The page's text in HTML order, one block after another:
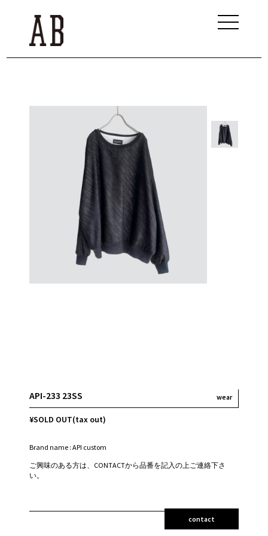
API-233 23SS wear
¥SOLD OUT(tax out)
Brand name : API custom
ご興味のある方は、CONTACTから品番を記入の上ご連絡下さ
い。
contact